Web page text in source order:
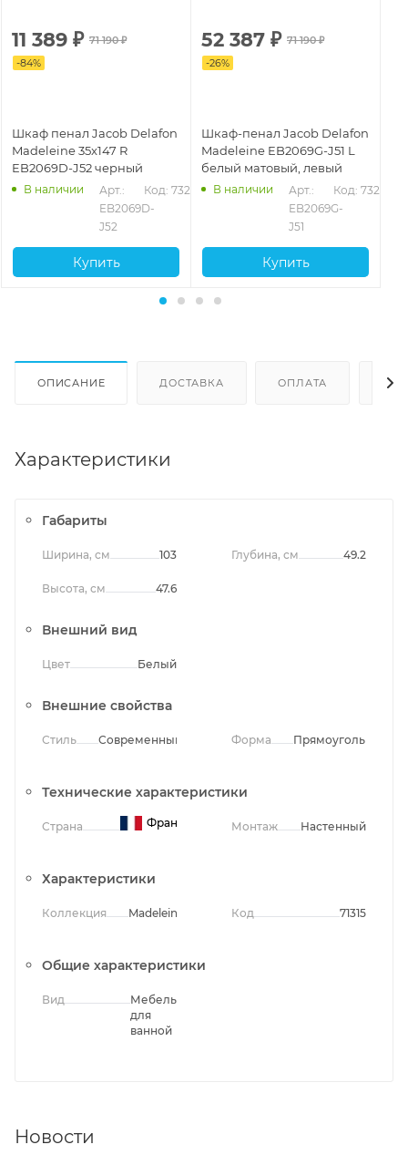
11 389 ₽ 71 190₽
-84%
Шкаф пенал Jacob Delafon
Madeleine 35x147 R
EB2069D-J52 черный
В наличии
Арт.:
EB2069D-
J52
Код: 73230
Купить
52 387 ₽ 71 190₽
-26%
Шкаф-пенал Jacob Delafon
Madeleine EB2069G-J51 L
белый матовый, левый
В наличии
Арт.:
EB2069G-
J51
Код: 73254
Купить
ОПИСАНИЕ ДОСТАВКА ОПЛАТА
Характеристики
Габариты
Ширина, см 103
Высота, см 47.6
Глубина, см 49.2
Внешний вид
Цвет Белый
Внешние свойства
Стиль Современный Форма Прямоугольная
Технические характеристики
Страна Франция Монтаж Настенный
Характеристики
Коллекция Madeleine Код 71315
Общие характеристики
Вид
Мебель
для
ванной
Новости